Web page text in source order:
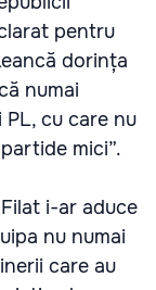
pentru
dorința
numai
PL, cu care nu
mici”.
i-ar aduce
nu numai
care au